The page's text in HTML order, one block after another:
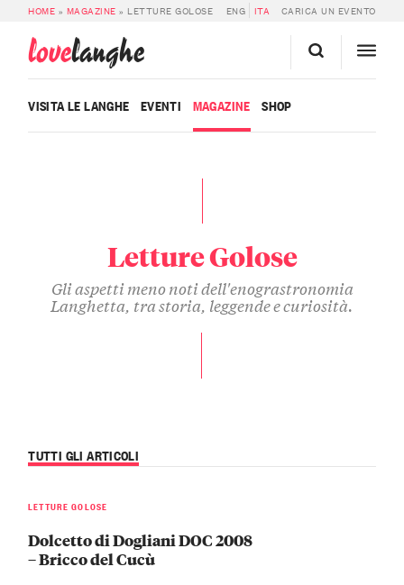
HOME » MAGAZINE » LETTURE GOLOSE ENG ITA CARICA UN EVENTO
lovelanghe
VISITA LE LANGHE EVENTI MAGAZINE SHOP
Letture Golose
Gli aspetti meno noti dell'enograstronomia
Langhetta, tra storia, leggende e curiosità.
TUTTI GLI ARTICOLI
LETTURE GOLOSE
Dolcetto di Dogliani DOC 2008
– Bricco del Cucù